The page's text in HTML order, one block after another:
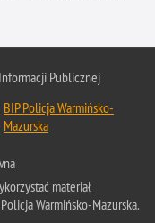
Publicznej
BIP Policja Warmińsko-
Mazurska
materiał
Warmińsko-Mazurska.